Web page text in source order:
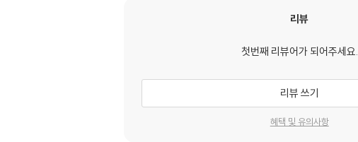
리뷰
첫번째 리뷰어가 되어주세요.
리뷰 쓰기
혜택 및 유의사항